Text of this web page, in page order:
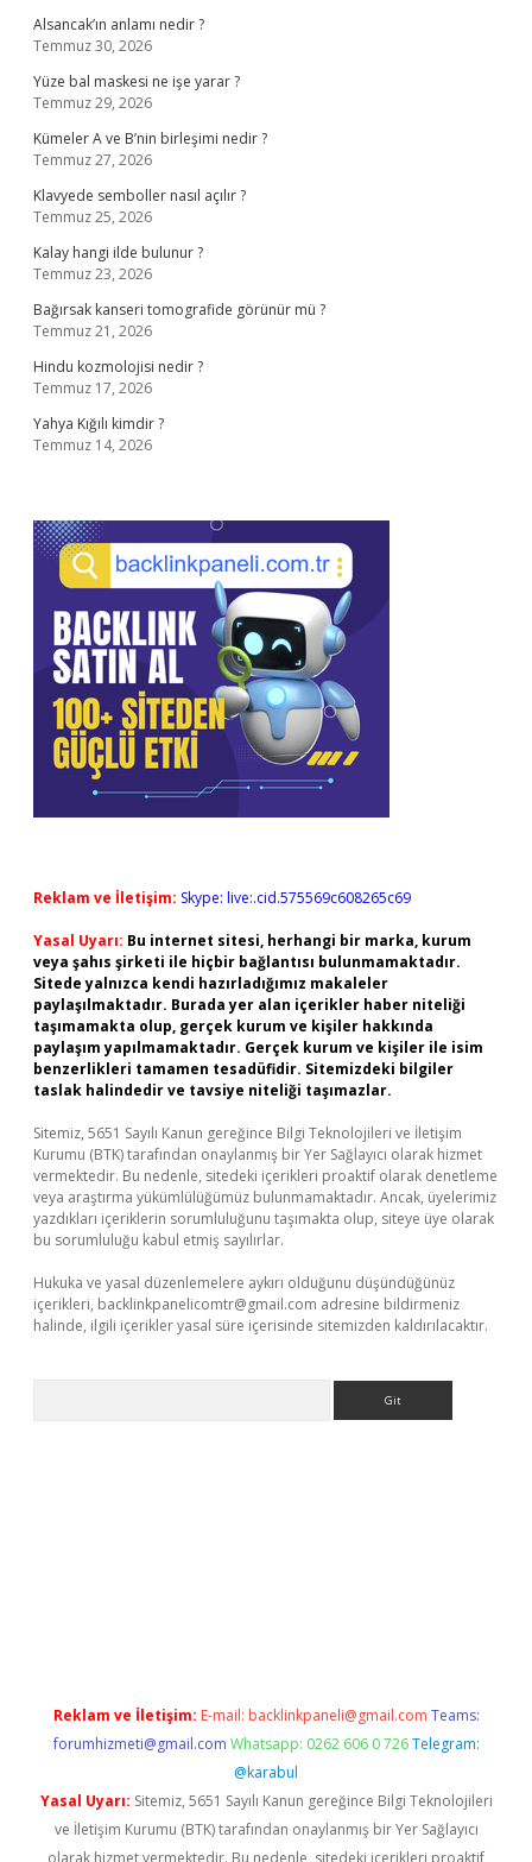
Alsancak’ın anlamı nedir ?
Temmuz 30, 2026
Yüze bal maskesi ne işe yarar ?
Temmuz 29, 2026
Kümeler A ve B’nin birleşimi nedir ?
Temmuz 27, 2026
Klavyede semboller nasıl açılır ?
Temmuz 25, 2026
Kalay hangi ilde bulunur ?
Temmuz 23, 2026
Bağırsak kanseri tomografide görünür mü ?
Temmuz 21, 2026
Hindu kozmolojisi nedir ?
Temmuz 17, 2026
Yahya Kığılı kimdir ?
Temmuz 14, 2026
Reklam ve İletişim: Skype: live:.cid.575569c608265c69
Yasal Uyarı: Bu internet sitesi, herhangi bir marka, kurum
veya şahıs şirketi ile hiçbir bağlantısı bulunmamaktadır.
Sitede yalnızca kendi hazırladığımız makaleler
paylaşılmaktadır. Burada yer alan içerikler haber niteliği
taşımamakta olup, gerçek kurum ve kişiler hakkında
paylaşım yapılmamaktadır. Gerçek kurum ve kişiler ile isim
benzerlikleri tamamen tesadüfidir. Sitemizdeki bilgiler
taslak halindedir ve tavsiye niteliği taşımazlar.
Sitemiz, 5651 Sayılı Kanun gereğince Bilgi Teknolojileri ve İletişim
Kurumu (BTK) tarafından onaylanmış bir Yer Sağlayıcı olarak hizmet
vermektedir. Bu nedenle, sitedeki içerikleri proaktif olarak denetleme
veya araştırma yükümlülüğümüz bulunmamaktadır. Ancak, üyelerimiz
yazdıkları içeriklerin sorumluluğunu taşımakta olup, siteye üye olarak
bu sorumluluğu kabul etmiş sayılırlar.
Hukuka ve yasal düzenlemelere aykırı olduğunu düşündüğünüz
içerikleri, backlinkpanelicomtr@gmail.com adresine bildirmeniz
halinde, ilgili içerikler yasal süre içerisinde sitemizden kaldırılacaktır.
Reklam ve İletişim: E-mail: backlinkpaneli@gmail.com Teams:
forumhizmeti@gmail.com Whatsapp: 0262 606 0 726 Telegram:
@karabul
Yasal Uyarı: Sitemiz, 5651 Sayılı Kanun gereğince Bilgi Teknolojileri
ve İletişim Kurumu (BTK) tarafından onaylanmış bir Yer Sağlayıcı
olarak hizmet vermektedir. Bu nedenle, sitedeki içerikleri proaktif